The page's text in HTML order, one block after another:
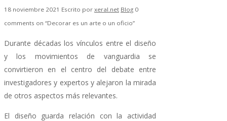
18 noviembre 2021 Escrito por xeral.net Blog 0
comments on “Decorar es un arte o un oficio”
Durante décadas los vínculos entre el diseño
y los movimientos de vanguardia se
convirtieron en el centro del debate entre
investigadores y expertos y alejaron la mirada
de otros aspectos más relevantes.
El diseño guarda relación con la actividad